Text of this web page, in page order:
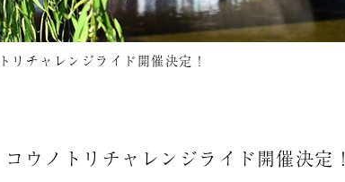
リチャレンジライド開催決定！
ウノトリチャレンジライド開催決定！